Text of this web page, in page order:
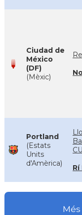
Ciudad de
México
(DF)
(Mèxic)
Portland
(Estats
Units
d'Amèrica)
Rí